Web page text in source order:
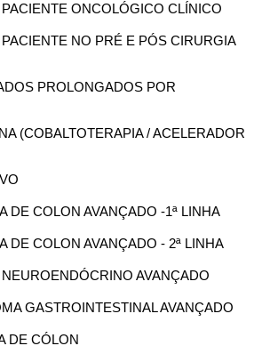
ONCOLÓGICO CLÍNICO
NO PRÉ E PÓS CIRURGIA
PROLONGADOS POR
(COBALTOTERAPIA / ACELERADOR
DE COLON AVANÇADO -1ª LINHA
DE COLON AVANÇADO - 2ª LINHA
AVANÇADO
GASTROINTESTINAL AVANÇADO
DE CÓLON